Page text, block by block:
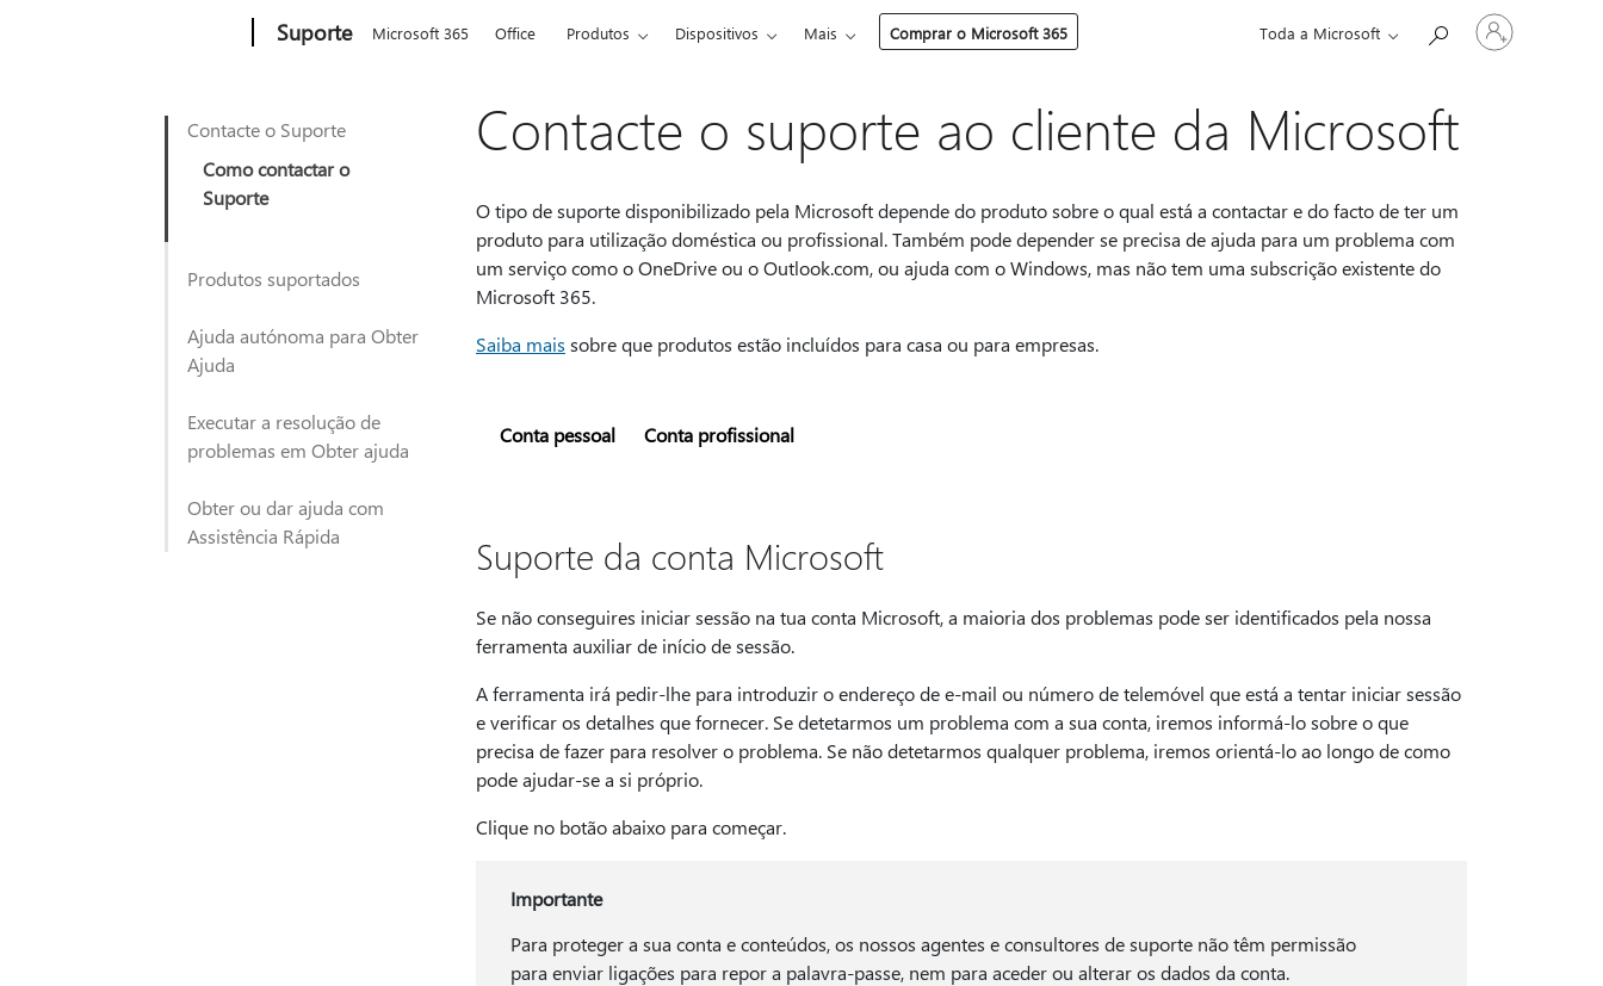
Suporte Microsoft 365 Office Produtos Dispositivos Mais Comprar o Microsoft 365 Toda a Microsoft
Iniciar
sessão
Contacte o Suporte
Como contactar o
Suporte
Produtos suportados
Ajuda autónoma para Obter
Ajuda
Executar a resolução de
problemas em Obter ajuda
Obter ou dar ajuda com
Assistência Rápida
Contacte o suporte ao cliente da Microsoft
O tipo de suporte disponibilizado pela Microsoft depende do produto sobre o qual está a contactar e do facto de ter um
produto para utilização doméstica ou profissional. Também pode depender se precisa de ajuda para um problema com
um serviço como o OneDrive ou o Outlook.com, ou ajuda com o Windows, mas não tem uma subscrição existente do
Microsoft 365.
Saiba mais sobre que produtos estão incluídos para casa ou para empresas.
Conta pessoal Conta profissional
Suporte da conta Microsoft
Se não conseguires iniciar sessão na tua conta Microsoft, a maioria dos problemas pode ser identificados pela nossa
ferramenta auxiliar de início de sessão.
A ferramenta irá pedir-lhe para introduzir o endereço de e-mail ou número de telemóvel que está a tentar iniciar sessão
e verificar os detalhes que fornecer. Se detetarmos um problema com a sua conta, iremos informá-lo sobre o que
precisa de fazer para resolver o problema. Se não detetarmos qualquer problema, iremos orientá-lo ao longo de como
pode ajudar-se a si próprio.
Clique no botão abaixo para começar.
Importante
Para proteger a sua conta e conteúdos, os nossos agentes e consultores de suporte não têm permissão
para enviar ligações para repor a palavra-passe, nem para aceder ou alterar os dados da conta.